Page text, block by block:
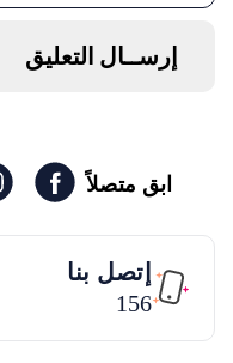
ابق متصلاً
إتصل بنا
156